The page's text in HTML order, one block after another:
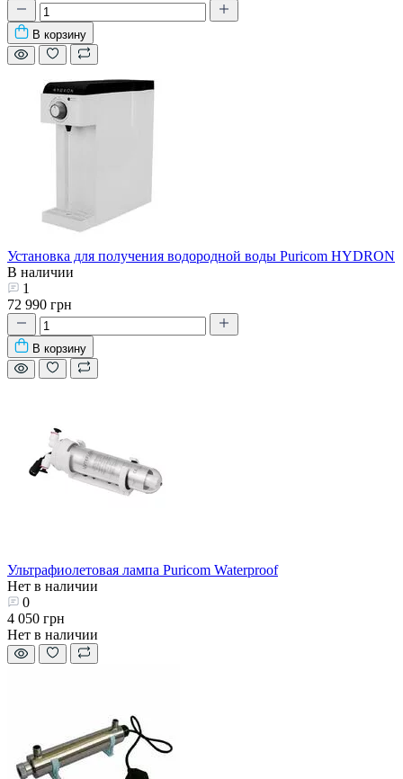
В корзину
Установка для получения водородной воды Puricom HYDRON
В наличии
1
72 990 грн
В корзину
Ультрафиолетовая лампа Puricom Waterproof
Нет в наличии
0
4 050 грн
Нет в наличии